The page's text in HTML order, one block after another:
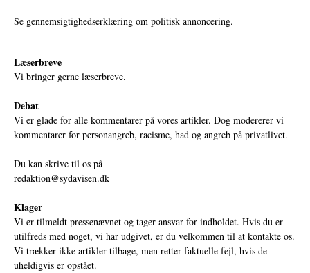
Se gennemsigtighedserklæring om politisk annoncering.
Læserbreve
Vi bringer gerne læserbreve.
Debat
Vi er glade for alle kommentarer på vores artikler. Dog modererer vi
kommentarer for personangreb, racisme, had og angreb på privatlivet.
Du kan skrive til os på
redaktion@sydavisen.dk
Klager
Vi er tilmeldt pressenævnet og tager ansvar for indholdet. Hvis du er
utilfreds med noget, vi har udgivet, er du velkommen til at kontakte os.
Vi trækker ikke artikler tilbage, men retter faktuelle fejl, hvis de
uheldigvis er opstået.